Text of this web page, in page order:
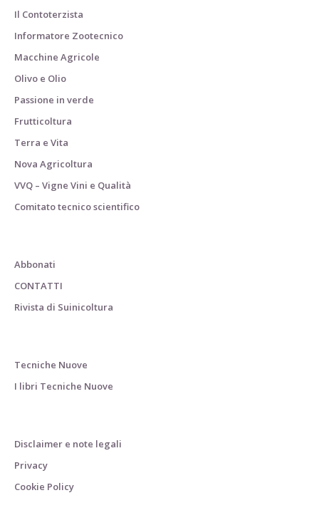
Il Contoterzista
Informatore Zootecnico
Macchine Agricole
Olivo e Olio
Passione in verde
Frutticoltura
Terra e Vita
Nova Agricoltura
VVQ – Vigne Vini e Qualità
Comitato tecnico scientifico
Abbonati
CONTATTI
Rivista di Suinicoltura
Tecniche Nuove
I libri Tecniche Nuove
Disclaimer e note legali
Privacy
Cookie Policy